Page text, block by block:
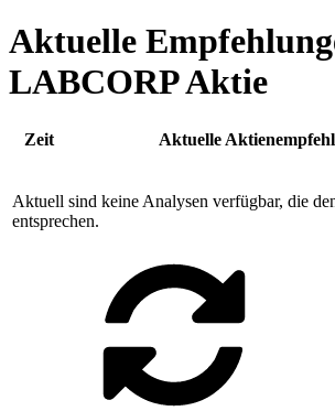
Aktuelle
LABCORP Aktie
Zeit Aktuelle
Aktuell sind keine Analysen verfügbar, die
entsprechen.